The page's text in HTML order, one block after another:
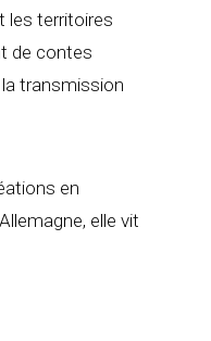
les territoires
de contes
transmission
en
elle vit